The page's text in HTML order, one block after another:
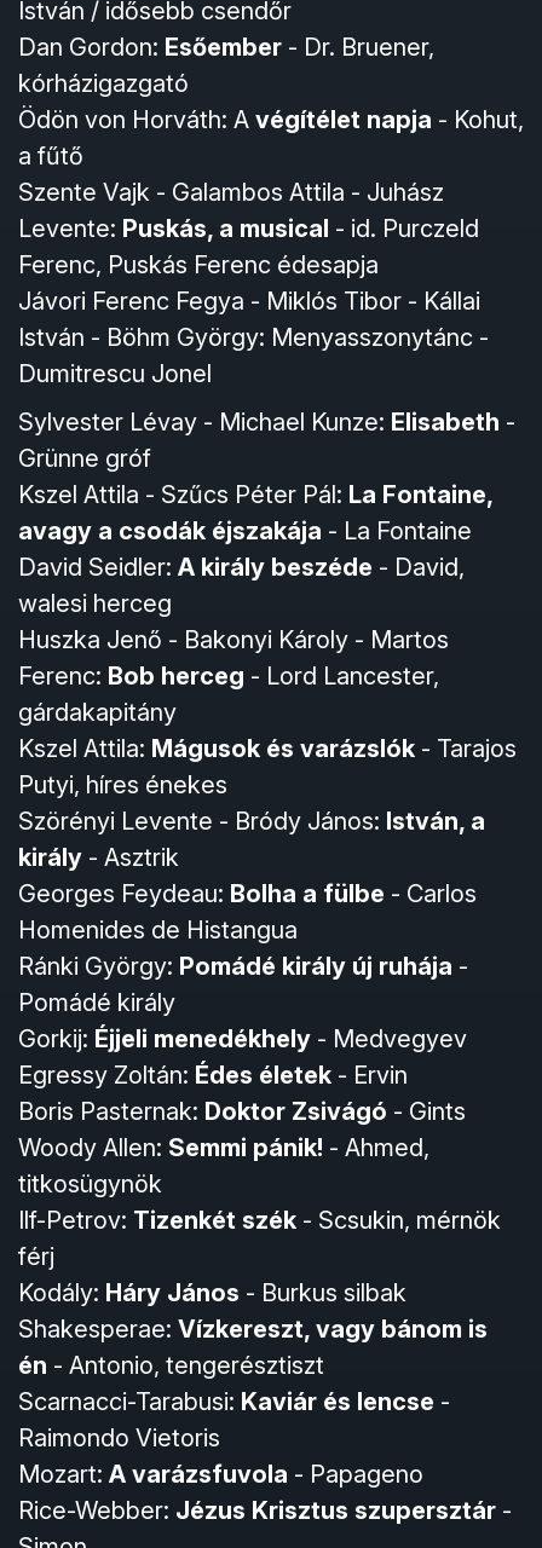
István / idősebb csendőr
Dan Gordon: Esőember - Dr. Bruener,
kórházigazgató
Ödön von Horváth: A végítélet napja - Kohut,
a fűtő
Szente Vajk - Galambos Attila - Juhász
Levente: Puskás, a musical - id. Purczeld
Ferenc, Puskás Ferenc édesapja
Jávori Ferenc Fegya - Miklós Tibor - Kállai
István - Böhm György: Menyasszonytánc -
Dumitrescu Jonel
Sylvester Lévay - Michael Kunze: Elisabeth -
Grünne gróf
Kszel Attila - Szűcs Péter Pál: La Fontaine,
avagy a csodák éjszakája - La Fontaine
David Seidler: A király beszéde - David,
walesi herceg
Huszka Jenő - Bakonyi Károly - Martos
Ferenc: Bob herceg - Lord Lancester,
gárdakapitány
Kszel Attila: Mágusok és varázslók - Tarajos
Putyi, híres énekes
Szörényi Levente - Bródy János: István, a
király - Asztrik
Georges Feydeau: Bolha a fülbe - Carlos
Homenides de Histangua
Ránki György: Pomádé király új ruhája -
Pomádé király
Gorkij: Éjjeli menedékhely - Medvegyev
Egressy Zoltán: Édes életek - Ervin
Boris Pasternak: Doktor Zsivágó - Gints
Woody Allen: Semmi pánik! - Ahmed,
titkosügynök
Ilf-Petrov: Tizenkét szék - Scsukin, mérnök
férj
Kodály: Háry János - Burkus silbak
Shakesperae: Vízkereszt, vagy bánom is
én - Antonio, tengerésztiszt
Scarnacci-Tarabusi: Kaviár és lencse -
Raimondo Vietoris
Mozart: A varázsfuvola - Papageno
Rice-Webber: Jézus Krisztus szupersztár -